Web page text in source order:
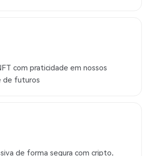
com praticidade em nossos
de futuros
de forma segura com cripto.